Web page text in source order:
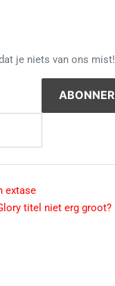
je niets van ons mist!
extase
titel niet erg groot?